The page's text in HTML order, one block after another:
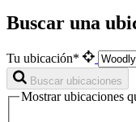
Buscar una
Tu ubicación*
Buscar ubicaciones
Mostrar ubicaciones